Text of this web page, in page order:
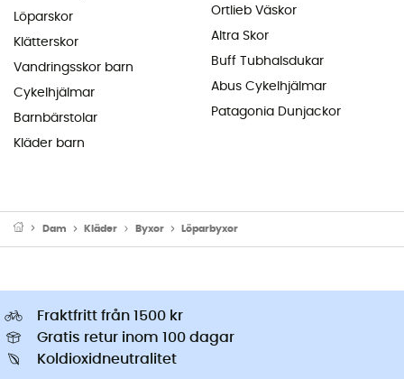
Löparskor
Klätterskor
Vandringsskor barn
Cykelhjälmar
Barnbärstolar
Kläder barn
Ortlieb Väskor
Altra Skor
Buff Tubhalsdukar
Abus Cykelhjälmar
Patagonia Dunjackor
Dam Kläder Byxor Löparbyxor
Fraktfritt från 1500 kr
Gratis retur inom 100 dagar
Koldioxidneutralitet